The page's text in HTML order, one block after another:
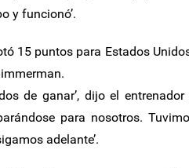
y funcionó’.
15 puntos para Estados
de ganar’, dijo el
para nosotros.
adelante’.